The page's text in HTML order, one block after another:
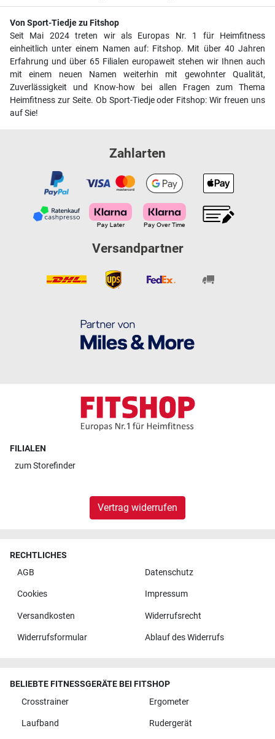
Von Sport-Tiedje zu Fitshop
Seit Mai 2024 treten wir als Europas Nr. 1 für Heimfitness
einheitlich unter einem Namen auf: Fitshop. Mit über 40 Jahren
Erfahrung und über 65 Filialen europaweit stehen wir Ihnen auch
mit einem neuen Namen weiterhin mit gewohnter Qualität,
Zuverlässigkeit und Know-how bei allen Fragen zum Thema
Heimfitness zur Seite. Ob Sport-Tiedje oder Fitshop: Wir freuen uns
auf Sie!
Zahlarten
Versandpartner
FILIALEN
zumStorefinder
Vertrag widerrufen
RECHTLICHES
AGB
Datenschutz
Cookies Impressum
Versandkosten Widerrufsrecht
Widerrufsformular Ablauf des Widerrufs
BELIEBTE FITNESSGERÄTE BEI FITSHOP
Crosstrainer
Ergometer
Laufband Rudergerät